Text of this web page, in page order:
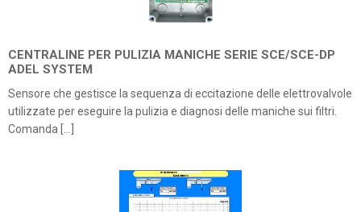
di passaggio da un filtro integro ad uno danneggiato.
condotta che all’aperto.
Il sistema è vincente in quanto semplice da installare e veloce nella
taratura.
CENTRALINE PER PULIZIA MANICHE SERIE SCE/SCE-DP
ADEL SYSTEM
Sensore che gestisce la sequenza di eccitazione delle elettrovalvole
utilizzate per eseguire la pulizia e diagnosi delle maniche sui filtri.
Comanda […]